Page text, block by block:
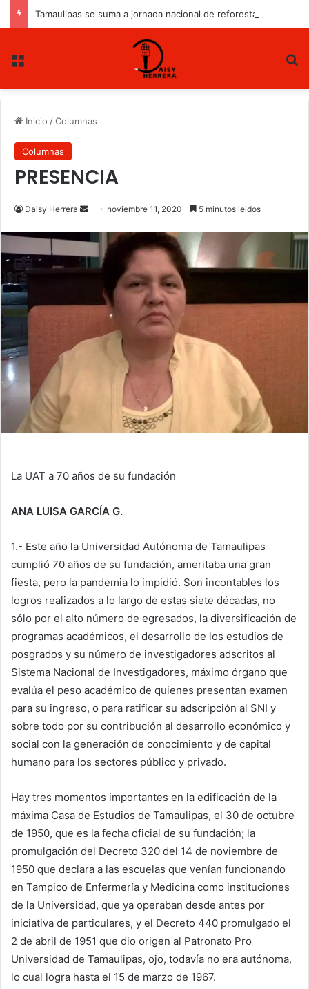
Tamaulipas se suma a jornada nacional de reforestación
Inicio /Columnas
Columnas
PRESENCIA
Daisy Herrera
n
d
e
a
noviembre 11, 2020 5 minutos leidos
La UAT a 70 años de su fundación
ANA LUISA GARCÍA G.
1.- Este año la Universidad Autónoma de Tamaulipas
cumplió 70 años de su fundación, ameritaba una gran
fiesta, pero la pandemia lo impidió. Son incontables los
logros realizados a lo largo de estas siete décadas, no
sólo por el alto número de egresados, la diversificación de
programas académicos, el desarrollo de los estudios de
posgrados y su número de investigadores adscritos al
Sistema Nacional de Investigadores, máximo órgano que
evalúa el peso académico de quienes presentan examen
para su ingreso, o para ratificar su adscripción al SNI y
sobre todo por su contribución al desarrollo económico y
social con la generación de conocimiento y de capital
humano para los sectores público y privado.
Hay tres momentos importantes en la edificación de la
máxima Casa de Estudios de Tamaulipas, el 30 de octubre
de 1950, que es la fecha oficial de su fundación; la
promulgación del Decreto 320 del 14 de noviembre de
1950 que declara a las escuelas que venían funcionando
en Tampico de Enfermería y Medicina como instituciones
de la Universidad, que ya operaban desde antes por
iniciativa de particulares, y el Decreto 440 promulgado el
2 de abril de 1951 que dio origen al Patronato Pro
Universidad de Tamaulipas, ojo, todavía no era autónoma,
lo cual logra hasta el 15 de marzo de 1967.